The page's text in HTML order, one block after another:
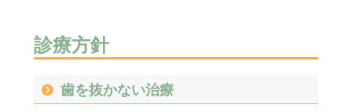
診療方針
歯を抜かない治療